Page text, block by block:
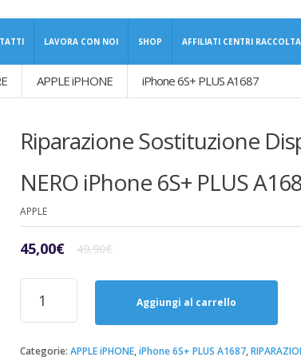
LAVORA CON NOI SHOP AFFILIATI CENTRI RACCOLTA
APPLE iPHONE iPhone 6S+ PLUS A1687
Riparazione Sostituzione
NERO iPhone 6S+ PLUS
APPLE
49,90€Il
originale
49,90€.
45,00€
Il
attuale
45,00€.
Riparazione
Sostituzione
Display
Completo-
Aggiungi al carrello
Categorie: APPLE iPHONE,iPhone 6S+ PLUS A1687,